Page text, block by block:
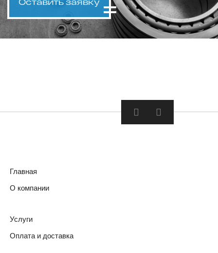
Главная
О компании
Услуги
Оплата и доставка